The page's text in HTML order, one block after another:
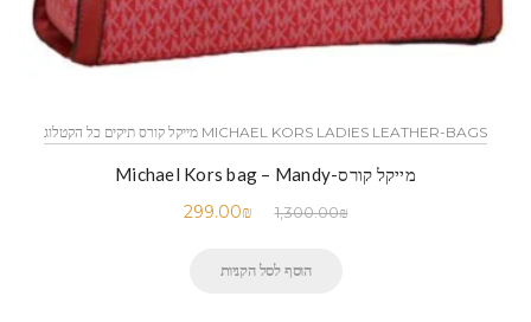
MICHAEL KORS LADIES LEATHER-BAGS מייקל קורס תיקים כל הקטלוג
מייקל קורס-Michael Kors bag – Mandy
1,300.00₪
299.00₪
הוסף לסל הקניות